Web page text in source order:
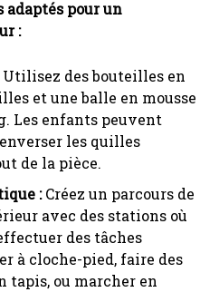
adaptés pour un
:
des bouteilles en
et une balle en mousse
Les enfants peuvent
les quilles
de la pièce.
:Créez un parcours de
avec des stations où
des tâches
à cloche-pied, faire des
tapis, ou marcher en